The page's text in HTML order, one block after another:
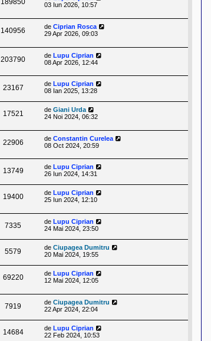
189850
03 Iun 2026, 10:57
140956 de Ciprian Rosca
29 Apr 2026, 09:03
203790 de Lupu Ciprian
08 Apr 2026, 12:44
23167 de Lupu Ciprian
08 Ian 2025, 13:28
17521 de Giani Urda
24 Noi 2024, 06:32
22906 de Constantin Curelea
08 Oct 2024, 20:59
13749 de Lupu Ciprian
26 Iun 2024, 14:31
19400 de Lupu Ciprian
25 Iun 2024, 12:10
7335 de Lupu Ciprian
24 Mai 2024, 23:50
5579 de Ciupagea Dumitru
20 Mai 2024, 19:55
69220 de Lupu Ciprian
12 Mai 2024, 12:05
7919 de Ciupagea Dumitru
22 Apr 2024, 22:04
14684 de Lupu Ciprian
22 Feb 2024, 10:53